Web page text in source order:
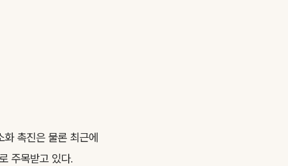
촉진은 물론 최근에
주목받고 있다.